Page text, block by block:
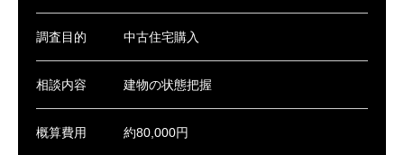
調査目的 中古住宅購入
相談内容 建物の状態把握
概算費用 約80,000円